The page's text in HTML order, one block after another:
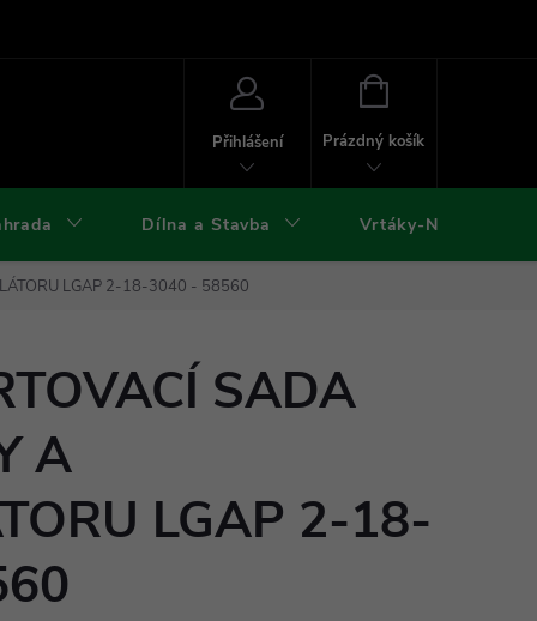
Přihlášení
NÁKUPNÍ
Prázdný košík
Dílna a Stavba Vrtáky-Nástroje
LGAP 2-18-3040 - 58560
SADA
A
LGAP 2-18-